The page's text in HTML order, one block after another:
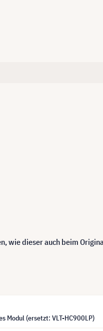
wie dieser auch beim
Modul (ersetzt: VLT-HC900LP)